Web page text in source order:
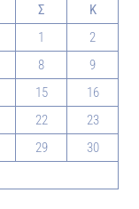
Σ
Κ
1
2
8
9
15
16
22
23
29
30